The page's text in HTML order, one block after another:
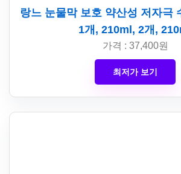
랑느 눈물막 보호 약산성 저자극
1개, 210ml, 2개,
가격 : 37,400원
최저가 보기